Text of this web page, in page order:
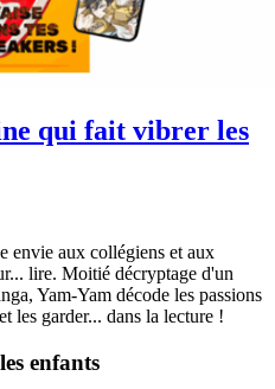
qui fait vibrer les
envie aux collégiens et aux
lire. Moitié décryptage d'un
Yam-Yam décode les passions
les garder... dans la lecture !
enfants